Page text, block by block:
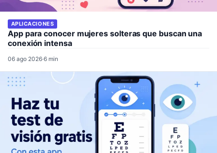
APLICACIONES
App para conocer mujeres solteras que buscan una
conexión intensa
06 ago 2026·6 min